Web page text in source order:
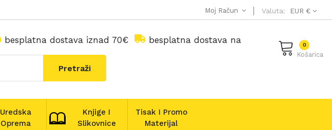
Valuta: EUR €
Moj Račun
Košarica
0
besplatna dostava iznad 70€
besplatna dostava na
Pretraži
Uredska
Oprema
Knjige I
Slikovnice
Tisak I Promo
Materijal